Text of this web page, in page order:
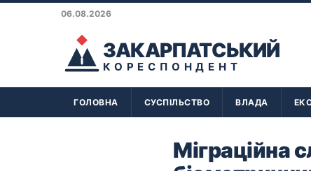
06.08.2026
ЗАКАРПАТСЬКИЙ
КОРЕСПОНДЕНТ
ГОЛОВНА СУСПІЛЬСТВО ВЛАДА
Міграційна